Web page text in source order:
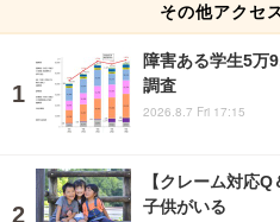
その他アクセ
障害ある学生5万
調査
2026.8.7 Fri 17:15
【クレーム対応
子供がいる